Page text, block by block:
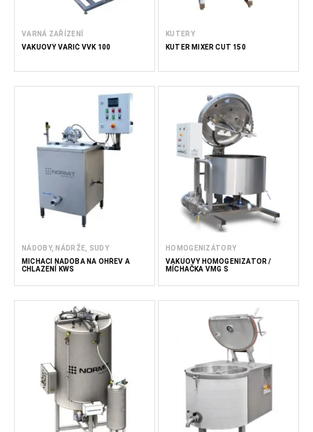
VARNÁ ZAŘÍZENÍ
VAKUOVÝ VAŘIČ VVK 100
KUTERY
KUTER MIXÉR CUT 150
NÁDOBY, NÁDRŽE, SUDY
MÍCHACÍ NÁDOBA NA OHŘEV A
CHLAZENÍ KWS
HOMOGENIZÁTORY
VAKUOVÝ HOMOGENIZÁTOR /
MÍCHAČKA VMG S